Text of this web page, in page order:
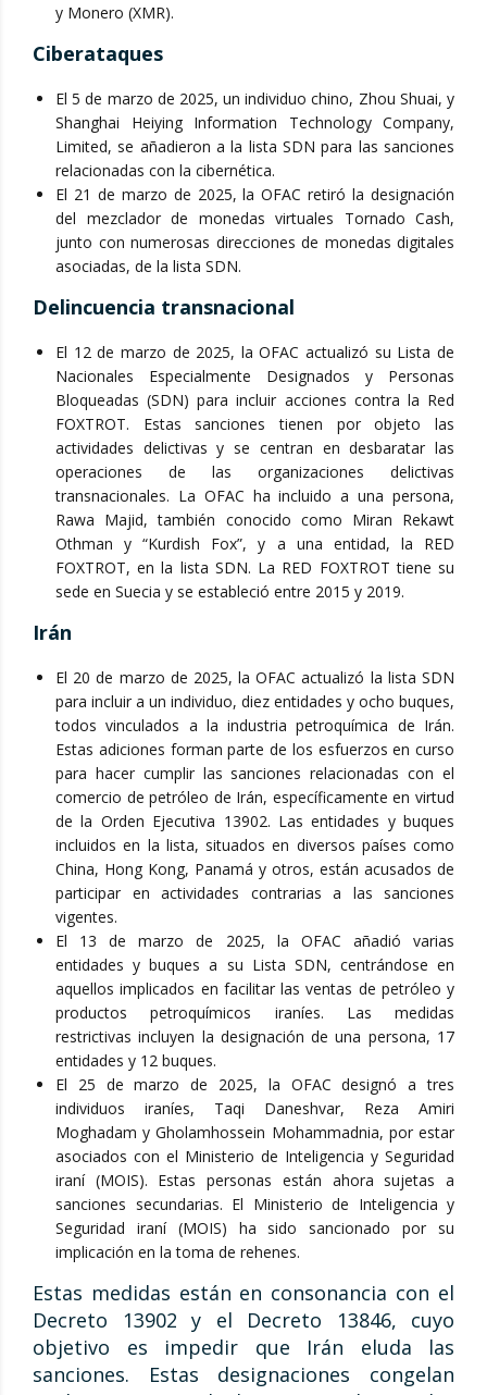
y Monero (XMR).
Ciberataques
El 5 de marzo de 2025, un individuo chino, Zhou Shuai, y
Shanghai Heiying Information Technology Company,
Limited, se añadieron a la lista SDN para las sanciones
relacionadas con la cibernética.
El 21 de marzo de 2025, la OFAC retiró la designación
del mezclador de monedas virtuales Tornado Cash,
junto con numerosas direcciones de monedas digitales
asociadas, de la lista SDN.
Delincuencia transnacional
El 12 de marzo de 2025, la OFAC actualizó su Lista de
Nacionales Especialmente Designados y Personas
Bloqueadas (SDN) para incluir acciones contra la Red
FOXTROT. Estas sanciones tienen por objeto las
actividades delictivas y se centran en desbaratar las
operaciones de las organizaciones delictivas
transnacionales. La OFAC ha incluido a una persona,
Rawa Majid, también conocido como Miran Rekawt
Othman y “Kurdish Fox”, y a una entidad, la RED
FOXTROT, en la lista SDN. La RED FOXTROT tiene su
sede en Suecia y se estableció entre 2015 y 2019.
Irán
El 20 de marzo de 2025, la OFAC actualizó la lista SDN
para incluir a un individuo, diez entidades y ocho buques,
todos vinculados a la industria petroquímica de Irán.
Estas adiciones forman parte de los esfuerzos en curso
para hacer cumplir las sanciones relacionadas con el
comercio de petróleo de Irán, específicamente en virtud
de la Orden Ejecutiva 13902. Las entidades y buques
incluidos en la lista, situados en diversos países como
China, Hong Kong, Panamá y otros, están acusados de
participar en actividades contrarias a las sanciones
vigentes.
El 13 de marzo de 2025, la OFAC añadió varias
entidades y buques a su Lista SDN, centrándose en
aquellos implicados en facilitar las ventas de petróleo y
productos petroquímicos iraníes. Las medidas
restrictivas incluyen la designación de una persona, 17
entidades y 12 buques.
El 25 de marzo de 2025, la OFAC designó a tres
individuos iraníes, Taqi Daneshvar, Reza Amiri
Moghadam y Gholamhossein Mohammadnia, por estar
asociados con el Ministerio de Inteligencia y Seguridad
iraní (MOIS). Estas personas están ahora sujetas a
sanciones secundarias. El Ministerio de Inteligencia y
Seguridad iraní (MOIS) ha sido sancionado por su
implicación en la toma de rehenes.
Estas medidas están en consonancia con el
Decreto 13902 y el Decreto 13846, cuyo
objetivo es impedir que Irán eluda las
sanciones. Estas designaciones congelan